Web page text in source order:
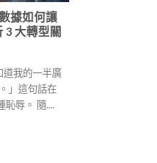
據如何讓
3 大轉型關
道我的一半廣
」這句話在
恥辱。 隨....